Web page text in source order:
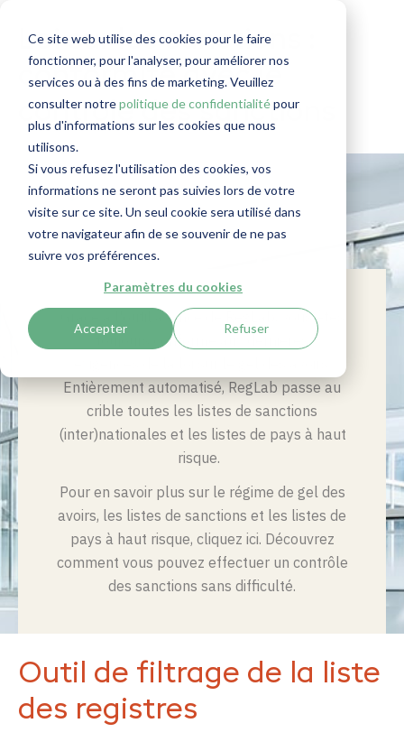
Ce site web utilise des cookies pour le faire
fonctionner, pour l'analyser, pour améliorer nos
services ou à des fins de marketing. Veuillez
consulter notrepolitique de confidentialitépour
plus d'informations sur les cookies que nous
utilisons.
Si vous refusez l'utilisation des cookies, vos
informations ne seront pas suivies lors de votre
visite sur ce site. Un seul cookie sera utilisé dans
votre navigateur afin de se souvenir de ne pas
suivre vos préférences.
Paramètres du cookies
Accepter Refuser
Loi sur les sanctions :
conformité avec le
contrôle des sanctions
Grâce à l'outil avancé de RegLab, vous êtes
toujours conforme aux dernières
Entièrement automatisé, RegLab passe au
crible toutes les listes de sanctions
(inter)nationales et les listes de pays à haut
risque.
Pour en savoir plus sur le régime de gel des
avoirs, les listes de sanctions et les listes de
pays à haut risque, cliquez ici. Découvrez
comment vous pouvez effectuer un contrôle
des sanctions sans difficulté.
Outil de filtrage de la liste
des registres